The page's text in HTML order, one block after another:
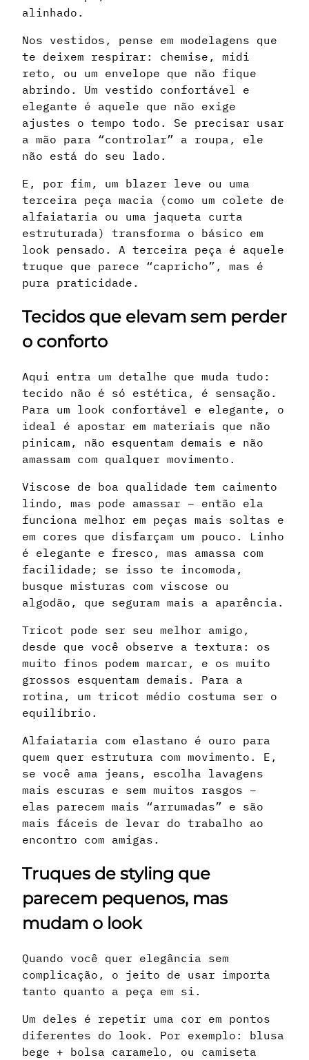
alinhado.
Nos vestidos, pense em modelagens que
te deixem respirar: chemise, midi
reto, ou um envelope que não fique
abrindo. Um vestido confortável e
elegante é aquele que não exige
ajustes o tempo todo. Se precisar usar
a mão para “controlar” a roupa, ele
não está do seu lado.
E, por fim, um blazer leve ou uma
terceira peça macia (como um colete de
alfaiataria ou uma jaqueta curta
estruturada) transforma o básico em
look pensado. A terceira peça é aquele
truque que parece “capricho”, mas é
pura praticidade.
Tecidos que elevam sem perder
o conforto
Aqui entra um detalhe que muda tudo:
tecido não é só estética, é sensação.
Para um look confortável e elegante, o
ideal é apostar em materiais que não
pinicam, não esquentam demais e não
amassam com qualquer movimento.
Viscose de boa qualidade tem caimento
lindo, mas pode amassar – então ela
funciona melhor em peças mais soltas e
em cores que disfarçam um pouco. Linho
é elegante e fresco, mas amassa com
facilidade; se isso te incomoda,
busque misturas com viscose ou
algodão, que seguram mais a aparência.
Tricot pode ser seu melhor amigo,
desde que você observe a textura: os
muito finos podem marcar, e os muito
grossos esquentam demais. Para a
rotina, um tricot médio costuma ser o
equilíbrio.
Alfaiataria com elastano é ouro para
quem quer estrutura com movimento. E,
se você ama jeans, escolha lavagens
mais escuras e sem muitos rasgos –
elas parecem mais “arrumadas” e são
mais fáceis de levar do trabalho ao
encontro com amigas.
Truques de styling que
parecem pequenos, mas
mudam o look
Quando você quer elegância sem
complicação, o jeito de usar importa
tanto quanto a peça em si.
Um deles é repetir uma cor em pontos
diferentes do look. Por exemplo: blusa
bege + bolsa caramelo, ou camiseta